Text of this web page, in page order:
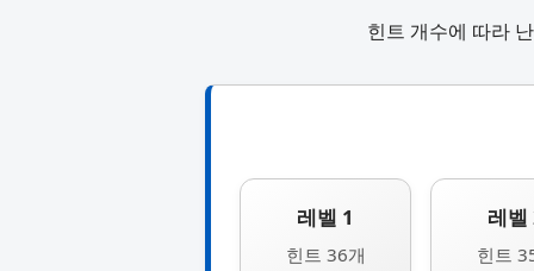
힌트 개수에 따라
레벨 1
힌트 36개
레벨
힌트